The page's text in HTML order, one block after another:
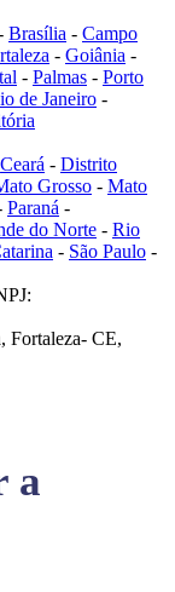
Brasília - Campo
- Goiânia -
- Palmas - Porto
de Janeiro -
Ceará - Distrito
Grosso - Mato
Paraná -
do Norte - Rio
- São Paulo -
Fortaleza- CE,
a